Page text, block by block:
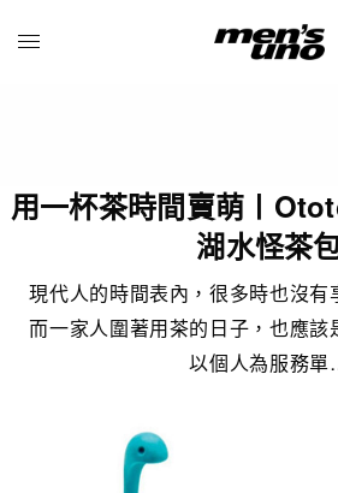
用一杯茶時間賣萌〡
湖水怪茶
現代人的時間表內，很多時也沒有
而一家人圍著用茶的日子，也應該
以個人為服務